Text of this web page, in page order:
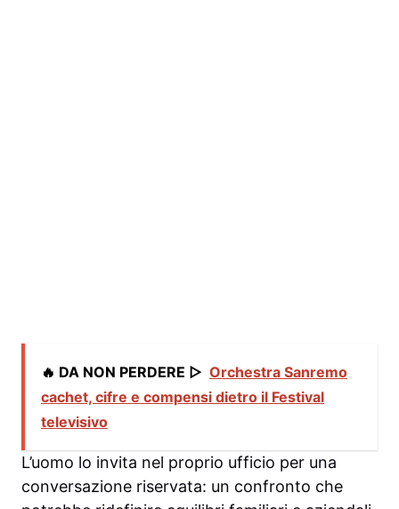
🔥 DA NON PERDERE ▷ Orchestra Sanremo
cachet, cifre e compensi dietro il Festival
televisivo
L’uomo lo invita nel proprio ufficio per una
conversazione riservata: un confronto che